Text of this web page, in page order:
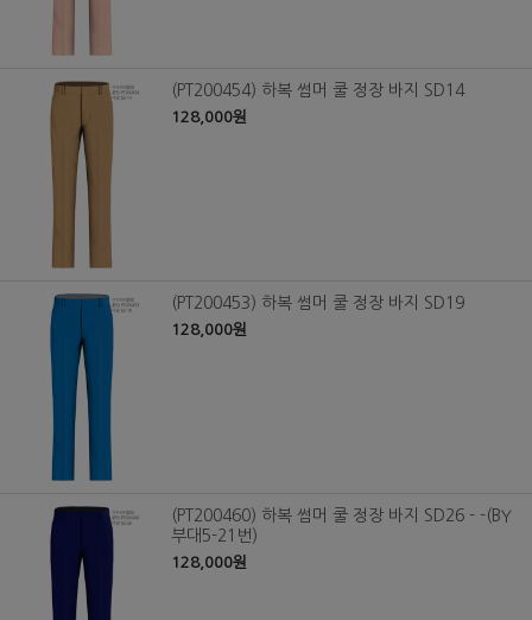
(PT200454) 하복 썸머 쿨 정장 바지 SD14
128,000원
(PT200453) 하복 썸머 쿨 정장 바지 SD19
128,000원
(PT200460) 하복 썸머 쿨 정장 바지 SD26 - -(BY
부대5-21번)
128,000원